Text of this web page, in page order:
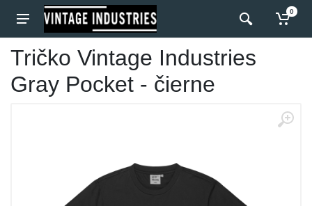
0
Tričko Vintage Industries
Gray Pocket - čierne